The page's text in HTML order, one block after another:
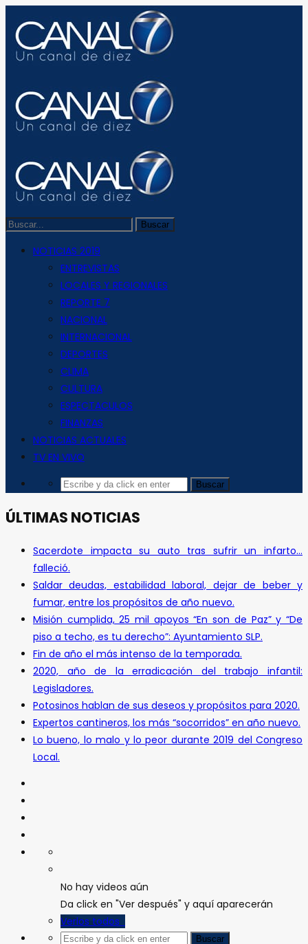
NOTICIAS 2019
ENTREVISTAS
LOCALES Y REGIONALES
REPORTE 7
NACIONAL
INTERNACIONAL
DEPORTES
CLIMA
CULTURA
ESPECTACULOS
FINANZAS
NOTICIAS ACTUALES
TV EN VIVO
ÚLTIMAS NOTICIAS
Sacerdote impacta su auto tras sufrir un infarto…
falleció.
Saldar deudas, estabilidad laboral, dejar de beber y
fumar, entre los propósitos de año nuevo.
Misión cumplida, 25 mil apoyos “En son de Paz” y “De
piso a techo, es tu derecho”: Ayuntamiento SLP.
Fin de año el más intenso de la temporada.
2020, año de la erradicación del trabajo infantil:
Legisladores.
Potosinos hablan de sus deseos y propósitos para 2020.
Expertos cantineros, los más “socorridos” en año nuevo.
Lo bueno, lo malo y lo peor durante 2019 del Congreso
Local.
No hay videos aún
Da click en "Ver después" y aquí aparecerán
Verlos todos